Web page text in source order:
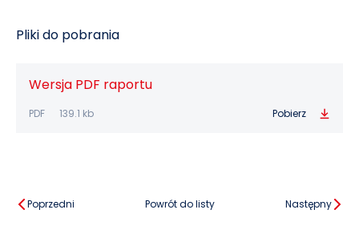
Pliki do pobrania
Wersja PDF raportu
PDF 139.1 kb Pobierz
Poprzedni Powrót do listy Następny